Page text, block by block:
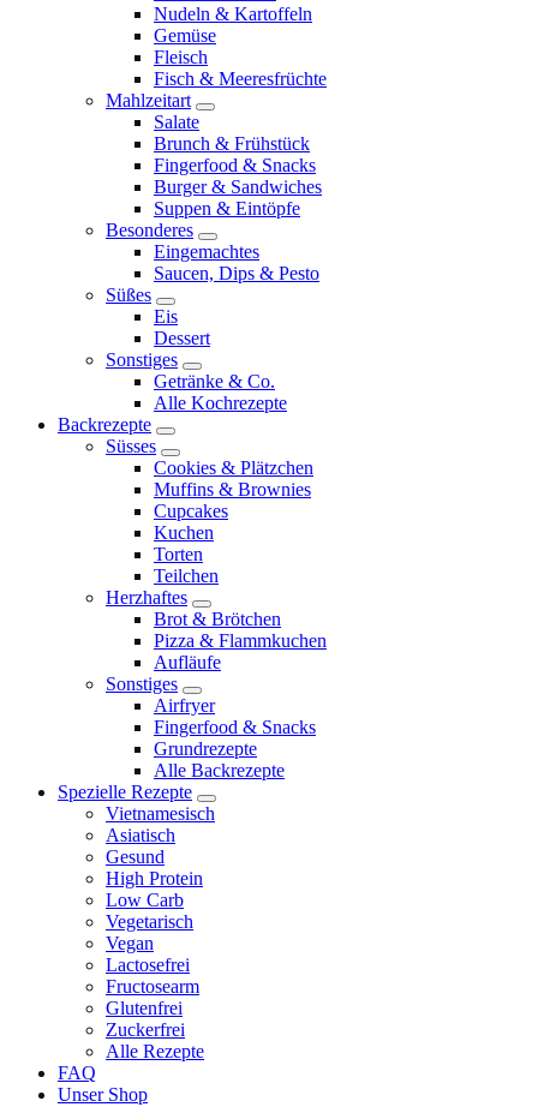
menu
Nudeln & Kartoffeln
Gemüse
Fleisch
Fisch & Meeresfrüchte
Mahlzeitart
expand
child
menu
Salate
Brunch & Frühstück
Fingerfood & Snacks
Burger & Sandwiches
Suppen & Eintöpfe
Besonderes
expand
child
menu
Eingemachtes
Saucen, Dips & Pesto
Süßes
expand
child
menu
Eis
Dessert
Sonstiges
expand
child
menu
Getränke & Co.
Alle Kochrezepte
Backrezepte
expand
child
menu
Süsses
expand
child
menu
Cookies & Plätzchen
Muffins & Brownies
Cupcakes
Kuchen
Torten
Teilchen
Herzhaftes
expand
child
menu
Brot & Brötchen
Pizza & Flammkuchen
Aufläufe
Sonstiges
expand
child
menu
Airfryer
Fingerfood & Snacks
Grundrezepte
Alle Backrezepte
Spezielle Rezepte
expand
child
Vietnamesisch
Asiatisch
Gesund
High Protein
Low Carb
Vegetarisch
Vegan
Lactosefrei
Fructosearm
Glutenfrei
Zuckerfrei
Alle Rezepte
FAQ
Unser Shop